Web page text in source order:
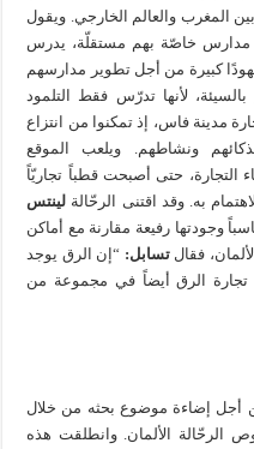
المغرب والعالم الخارجي. ويقول
مدارس خاصّة بهم مستقلّة، يدرس
جهودًا كبيرة من أجل تطوير مدارسهم
لأنها تدرّس فقط التلمود
مدينة فاس، إذ تمكنوا من انتزاع
ونشاطهم. ويلعب الموقع
التجارة، حتى أصبحت قطباً تجاريّاً
به. وقد اقتنى الرحّالة لينتس
وجودتها رفيعة مقارنة مع أماكن
فقال تسابل: “إن الرق يوجد
الرق أيضاً في مجموعة من
أجل إضاءة موضوع بحثه من خلال
الرحّالة الألمان. وانطلقت هذه